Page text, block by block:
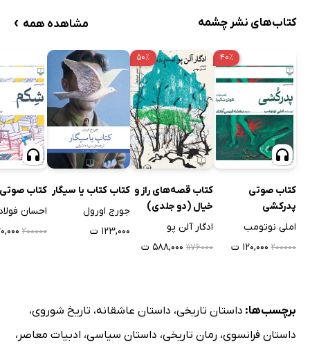
کتاب‌های نشر چشمه مشاهده همه ›
۴۰٪
کتاب صوتی
پدرکشی
املی نوتومب
۲۰۰۰۰۰ ۱۲۰,۰۰۰ ت
۵۰٪
کتاب قصه‌های راز و
خیال (دو جلدی)
ادگار آلن پو
۱۱۷۶۰۰۰ ۵۸۸,۰۰۰ ت
کتاب کتاب یا سیگار
جورج اورول
۱۲۳,۰۰۰ ت
کتاب
احسان
۲۰۰۰۰۰
برچسب‌ها: داستان تاریخی، داستان عاشقانه، تاریخ شوروی،
داستان فرانسوی، رمان تاریخی، داستان سیاسی، ادبیات معاصر ،